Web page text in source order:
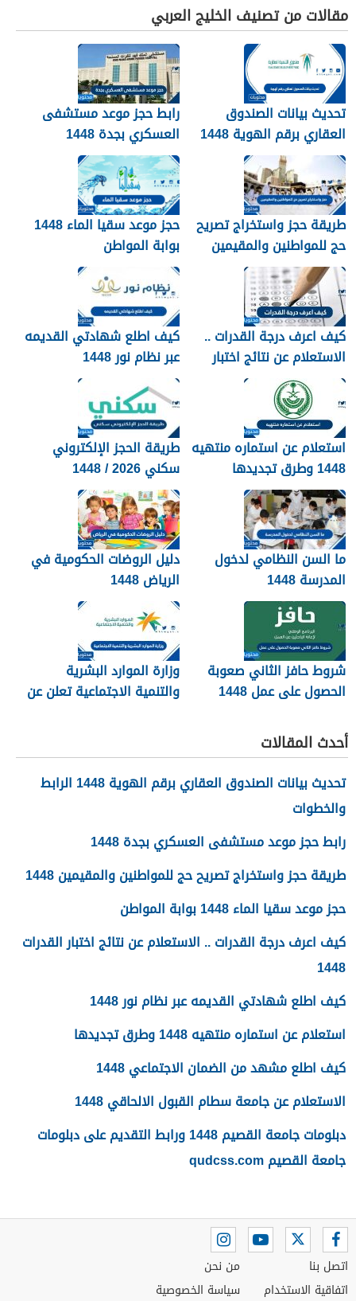
مقالات من تصنيف الخليج العربي
تحديث بيانات الصندوق
العقاري برقم الهوية 1448
الرابط والخطوات
رابط حجز موعد مستشفى
العسكري بجدة 1448
طريقة حجز واستخراج تصريح
حج للمواطنين والمقيمين
1448
حجز موعد سقيا الماء 1448
بوابة المواطن
كيف اعرف درجة القدرات ..
الاستعلام عن نتائج اختبار
القدرات 1448
كيف اطلع شهادتي القديمه
عبر نظام نور 1448
استعلام عن استماره منتهيه
1448 وطرق تجديدها
طريقة الحجز الإلكتروني
سكني 2026 / 1448
بالتفصيل
ما السن النظامي لدخول
المدرسة 1448
دليل الروضات الحكومية في
الرياض 1448
شروط حافز الثاني صعوبة
الحصول على عمل 1448
وزارة الموارد البشرية
والتنمية الاجتماعية تعلن عن
1448
أحدث المقالات
تحديث بيانات الصندوق العقاري برقم الهوية 1448 الرابط
والخطوات
رابط حجز موعد مستشفى العسكري بجدة 1448
طريقة حجز واستخراج تصريح حج للمواطنين والمقيمين 1448
حجز موعد سقيا الماء 1448 بوابة المواطن
كيف اعرف درجة القدرات .. الاستعلام عن نتائج اختبار القدرات
1448
كيف اطلع شهادتي القديمه عبر نظام نور 1448
استعلام عن استماره منتهيه 1448 وطرق تجديدها
كيف اطلع مشهد من الضمان الاجتماعي 1448
الاستعلام عن جامعة سطام القبول الالحاقي 1448
دبلومات جامعة القصيم 1448 ورابط التقديم على دبلومات
جامعة القصيم qudcss.com
اتصل بنا
اتفاقية الاستخدام
من نحن
سياسة الخصوصية